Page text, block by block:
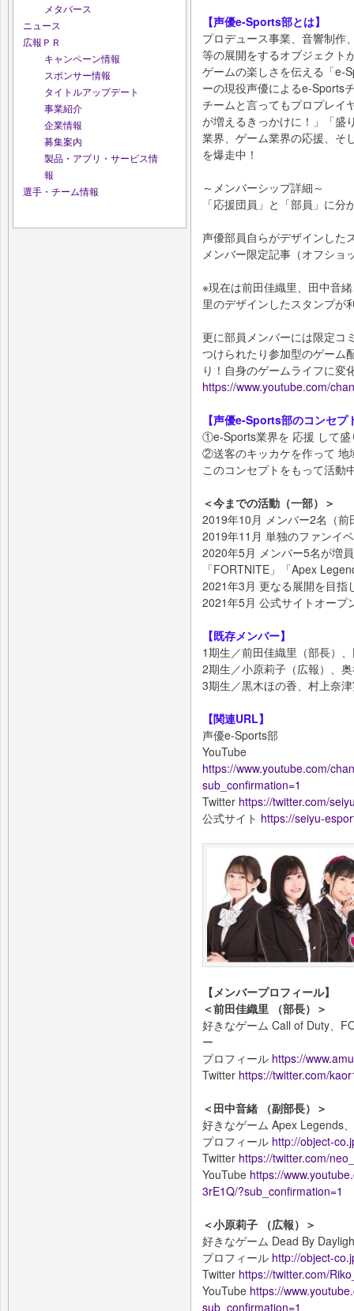
メタバース
ニュース
広報ＰＲ
キャンペーン情報
スポンサー情報
タイトルアップデート
事業紹介
企業情報
募集案内
製品・アプリ・サービス情
報
選手・チーム情報
【声優e-Sports部とは】
プロデュース事業、音響制作
等の展開をするオブジェクト
ゲームの楽しさを伝える「e-
ーの現役声優によるe-Sports
チームと言ってもプロプレイ
が増えるきっかけに！」「盛
業界、ゲーム業界の応援、そ
を爆走中！
～メンバーシップ詳細～
「応援団員」と「部員」に分
声優部員自らがデザインした
メンバー限定記事（オフショ
※現在は前田佳織里、田中音
里のデザインしたスタンプが
更に部員メンバーには限定コ
つけられたり参加型のゲーム
り！自身のゲームライフに変
https://www.youtube.com/
【声優e-Sports部のコンセプ
①e-Sports業界を 応援 して盛
②送客のキッカケを作って 地
このコンセプトをもって活動
＜今までの活動（一部）＞
2019年10月 メンバー2名（
2019年11月 単独のファンイ
2020年5月 メンバー5名が増
「FORTNITE」「Apex
2021年3月 更なる展開を目指
2021年5月 公式サイトオープ
【既存メンバー】
1期生／前田佳織里（部長）
2期生／小原莉子（広報）、
3期生／黒木ほの香、村上奈
【関連URL】
声優e-Sports部
YouTube
https://www.youtube.com/
sub_confirmation=1
Twitter https://twitter.com/
公式サイト https://seiyu-
【メンバープロフィール】
＜前田佳織里 （部長）＞
好きなゲーム Call of Duty、
ー
プロフィール https://
Twitter https://twitter.com/
＜田中音緒 （副部長）＞
好きなゲーム Apex Legends
プロフィール http://object-
Twitter https://twitter.com/
YouTube https://
3rE1Q/?sub_confirmation=1
＜小原莉子 （広報）＞
好きなゲーム Dead By
プロフィール http://object-
Twitter https://twitter.com/
YouTube https://
sub_confirmation=1